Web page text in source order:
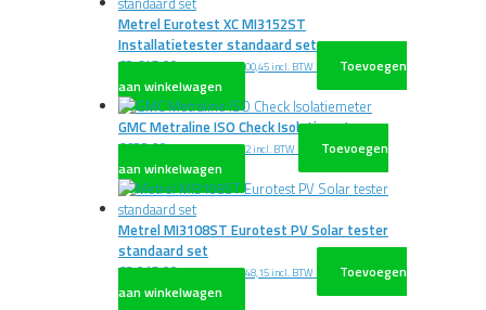
Metrel Eurotest XC MI3152ST
Installatietester standaard set
€2.645,00 excl. BTW€3.200,45 incl. BTW
Toevoegen
aan winkelwagen
GMC Metraline ISO Check Isolatiemeter
€622,00 excl. BTW€752,62 incl. BTW
Toevoegen
aan winkelwagen
Metrel MI3108ST Eurotest PV Solar tester
standaard set
€3.015,00 excl. BTW€3.648,15 incl. BTW
Toevoegen
aan winkelwagen